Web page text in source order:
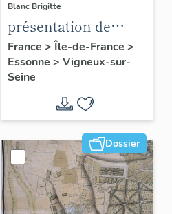
Blanc Brigitte
présentation de
l'étude du
patrimoine de
Vigneux-sur-Seine
France > Île-de-France >
Essonne > Vigneux-sur-
Seine
Dossier